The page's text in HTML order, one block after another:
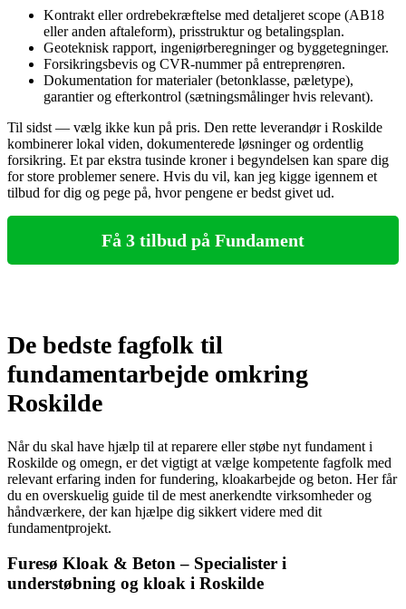
Kontrakt eller ordrebekræftelse med detaljeret scope (AB18
eller anden aftaleform), prisstruktur og betalingsplan.
Geoteknisk rapport, ingeniørberegninger og byggetegninger.
Forsikringsbevis og CVR-nummer på entreprenøren.
Dokumentation for materialer (betonklasse, pæletype),
garantier og efterkontrol (sætningsmålinger hvis relevant).
Til sidst — vælg ikke kun på pris. Den rette leverandør i Roskilde
kombinerer lokal viden, dokumenterede løsninger og ordentlig
forsikring. Et par ekstra tusinde kroner i begyndelsen kan spare dig
for store problemer senere. Hvis du vil, kan jeg kigge igennem et
tilbud for dig og pege på, hvor pengene er bedst givet ud.
Få 3 tilbud på Fundament
De bedste fagfolk til
fundamentarbejde omkring
Roskilde
Når du skal have hjælp til at reparere eller støbe nyt fundament i
Roskilde og omegn, er det vigtigt at vælge kompetente fagfolk med
relevant erfaring inden for fundering, kloakarbejde og beton. Her får
du en overskuelig guide til de mest anerkendte virksomheder og
håndværkere, der kan hjælpe dig sikkert videre med dit
fundamentprojekt.
Furesø Kloak & Beton – Specialister i
understøbning og kloak i Roskilde